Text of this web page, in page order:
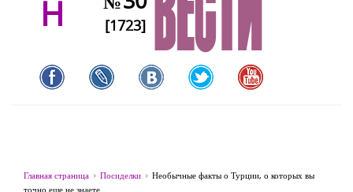
H [1723]
Главная страница Посиделки
Необычные факты о Турции, о которых вы
точно еще не знаете